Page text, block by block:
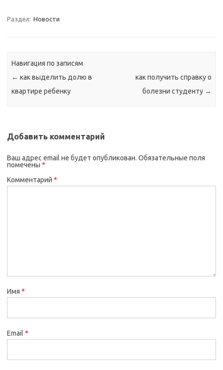
Раздел: Новости
Навигация по записям
← как выделить долю в
квартире ребенку
как получить справку о
болезни студенту →
Добавить комментарий
Ваш адрес email не будет опубликован. Обязательные поля
помечены *
Комментарий *
Имя *
Email *